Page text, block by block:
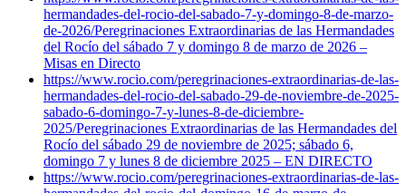
hermandades-del-rocio-del-sabado-7-y-domingo-8-de-marzo-
de-2026/Peregrinaciones Extraordinarias de las Hermandades
del Rocío del sábado 7 y domingo 8 de marzo de 2026 –
Misas en Directo
https://www.rocio.com/peregrinaciones-extraordinarias-de-las-
hermandades-del-rocio-del-sabado-29-de-noviembre-de-2025-
sabado-6-domingo-7-y-lunes-8-de-diciembre-
2025/Peregrinaciones Extraordinarias de las Hermandades del
Rocío del sábado 29 de noviembre de 2025; sábado 6,
domingo 7 y lunes 8 de diciembre 2025 – EN DIRECTO
https://www.rocio.com/peregrinaciones-extraordinarias-de-las-